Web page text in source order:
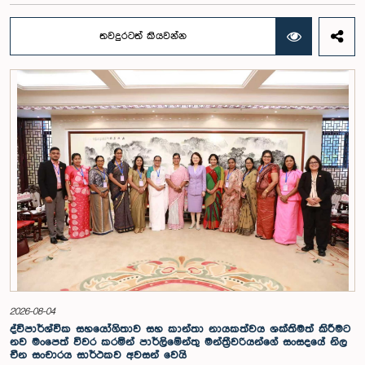
නිලධාරීන් විසින් තම ඇඳුම් පැළඳුම් සම්බන්ධයෙන් පිළිපැදිය යුතු වන
නිර්නායකයන්ගෙන් බැහැරව, එකී අවස්ථාවට නුසුදුසු ආකාරයෙන් සැරසී
රැස්වීමට සහභාගී වී සිටි බව කාරක සභාව විසින් නිරීක්ෂණය කරන ලදී.
තවද, ඉහත කී නිලධාරීන් දෙදෙනාම පාර්ලිමේන්තු සම්ප්‍රදායට හා
ක්‍රියාපටිපාටියට පටහැනි අයුරින් සභාපතිවරයාගේ පූර්ව අවසරයකින් තොරව
කාරක සභා රැස්වීමෙන් බැහැර ගොස් ඇති බව ද කාරක සභාව විසින් සඳහන්
කරන ලදී. මෙම සිද්ධීන් සම්බන්ධයෙන් පොදු ව්‍යාපාර පිළිබඳ කාරක සභාවේ
සභාපතිවරයා විසින් මතු කරන ලද වරප්‍රසාද පිළිබඳ ගැටළුවට අනුව,
පාර්ලිමේන්තුවට අපහාස කිරීමේ චෝදනාව යටතේ එම නිලධාරීන් දෙදෙනා 2026
පෙබරවාරි මස 17 වැනි දින ආචාරධර්ම හා වරප්‍රසාද පිළිබඳ කාරක සභාව
හමුවේ පෙනී සිටිනු ලැබූ අතර, එහිදී, ඔවුන් විසින් සිය හැසිරීම සම්බන්ධයෙන්
අවංකවම සමාව අයැද සිටින බව සඳහන් කෙරිණි. පාර්ලිමේන්තු කාරක
සභාවල අධිකාරිය, ගෞරවය සහ ස්ථාපිත ක්‍රියාපටිපාටිවලට ගෞරව කිරීමේ
වැදගත්කම පිළිබඳව නිසි අවබෝධයකින් යුතුව තම ක්‍රියාවන්හි බරපතලකම
නිලධාරීන් විසින් අවබෝධ කරගෙන ඇති බව නිරීක්ෂණය කළ ආචාරධර්ම හා
වරප්‍රසාද පිළිබඳ කාරක සභාව සහ පොදු ව්‍යාපාර පිළිබඳ කාරක සභාවේ
සභාපතිවරයා විසින් ඒ පිළිබඳව නිසි පරිදි සලකා බැලීමෙන් අනතුරුව, ඉහත
කී නිලධාරීන්ට සමාව ලබා දෙන ලෙස කරන ලද ඉල්ලීම පිළිගන්නා
ලදී. පාර්ලිමේන්තු කාරක සභා රැස්වීම් සඳහා පෙනී සිටින සියලුම පුද්ගලයන්
සෑම අවස්ථාවකදීම ඉහළම මට්ටමින් ආචාරධර්ම හා හැසිරීම් අනුගමනය
කිරීමත්, පාර්ලිමේන්තු ක්‍රියාපටිපාටීන්ට අනුකූලව කටයුතු කිරීම සහ
පාර්ලිමේන්තුවේ ගරුත්වය හා අධිකාරිය ආරක්ෂා කරමින් කටයුතු කිරීමත්
තවදුරටත් කියවන්න
2026-08-04
ද්විපාර්ශ්වික සහයෝගිතාව සහ කාන්තා නායකත්වය ශක්තිමත් කිරීමට
නව මංපෙත් විවර කරමින් පාර්ලිමේන්තු මන්ත්‍රීවරියන්ගේ සංසදයේ නිල
චීන සංචාරය සාර්ථකව අවසන් වෙයි